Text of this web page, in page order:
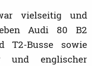
vielseitig und
Audi 80 B2
T2-Busse sowie
und englischer